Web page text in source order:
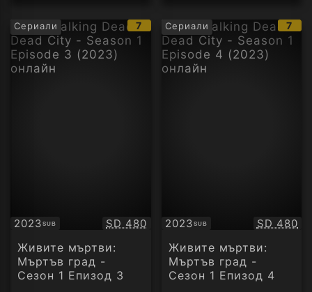
Сериали
IMDb
рейтинг:
7
2023SUB
Субтитри Качество:
SD 480
Живите мъртви:
Мъртъв град -
Сезон 1 Епизод 3
Сериали 7
2023SUB
Субтитри SD 480
Живите мъртви:
Мъртъв град -
Сезон 1 Епизод 4